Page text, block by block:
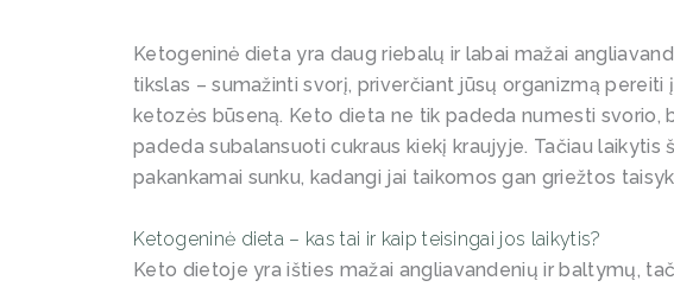
Ketogeninė dieta yra daug riebalų ir labai mažai
tikslas – sumažinti svorį, priverčiant jūsų organizmą pereiti
ketozės būseną. Keto dieta ne tik padeda numesti svorio,
padeda subalansuoti cukraus kiekį kraujyje. Tačiau laikytis
pakankamai sunku, kadangi jai taikomos gan griežtos
Ketogeninė dieta – kas tai ir kaip teisingai jos laikytis?
Keto dietoje yra išties mažai angliavandenių ir baltymų,